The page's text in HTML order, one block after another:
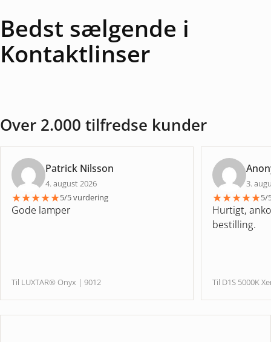
Bedst sælgende i
Kontaktlinser
Over 2.000 tilfredse kunder
Patrick Nilsson
4. august 2026
★★★★★5/5 vurdering
Gode lamper
Til LUXTAR® Onyx | 9012
3.
★★★★★5/
Hurtigt,
bestilling.
Til D1S 5000K